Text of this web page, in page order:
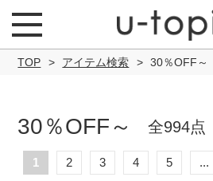
こだわり条件で絞り込み
TOP アイテム検索 30％OFF～
30％OFF～ 全994点
1 2 3 4 5 ...